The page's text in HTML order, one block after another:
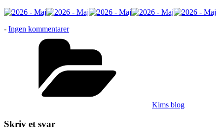
- Ingen kommentarertil
Kims blog
Skriv et svar